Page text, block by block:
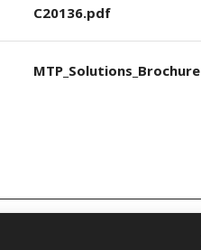
C20136.pdf
MTP_Solutions_Brochure